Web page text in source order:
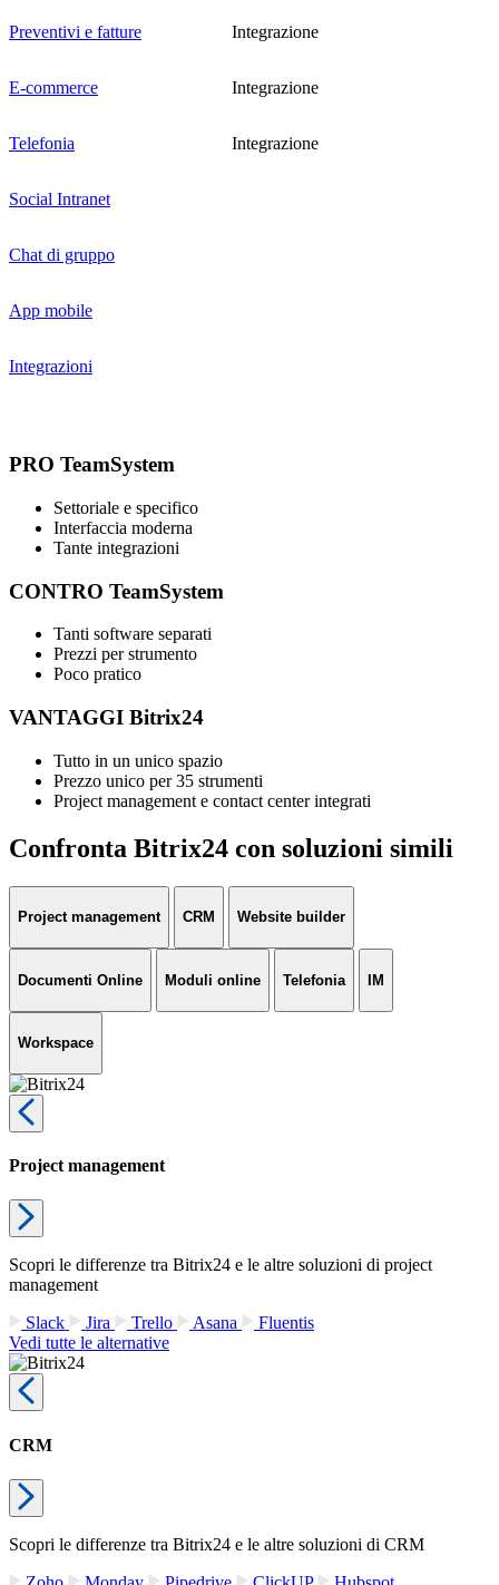
Preventivi e fatture Integrazione
E-commerce Integrazione
Telefonia Integrazione
Social Intranet
Chat di gruppo
App mobile
Integrazioni
PRO TeamSystem
Settoriale e specifico
Interfaccia moderna
Tante integrazioni
CONTRO TeamSystem
Tanti software separati
Prezzi per strumento
Poco pratico
VANTAGGI Bitrix24
Tutto in un unico spazio
Prezzo unico per 35 strumenti
Project management e contact center integrati
Confronta Bitrix24 con soluzioni simili
Project management CRM Website builder
Documenti Online Moduli online Telefonia IM
Workspace
Project management
Scopri le differenze tra Bitrix24 e le altre soluzioni di project
management
Slack
Jira Trello Asana
Fluentis
Vedi tutte le alternative
CRM
Scopri le differenze tra Bitrix24 e le altre soluzioni di CRM